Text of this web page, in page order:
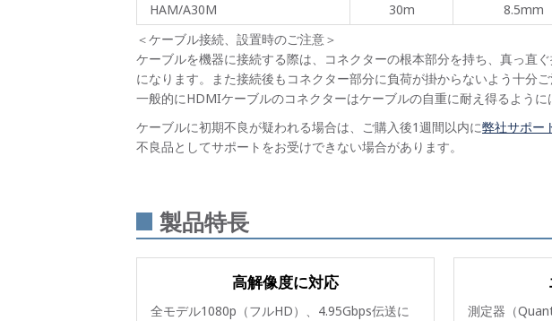
HAM/A30M
30m 8.5mm
＜ケーブル接続、設置時のご注意＞
ケーブルを機器に接続する際は、コネクターの根本部分を持ち、真っ直
になります。また接続後もコネクター部分に負荷が掛からないよう十分ご
一般的にHDMIケーブルのコネクターはケーブルの自重に耐え得るように
ケーブルに初期不良が疑われる場合は、ご購入後1週間以内に弊社サポー
不良品としてサポートをお受けできない場合があります。
製品特長
高解像度に対応
全モデル1080p（フルHD）、4.95Gbps伝送に
測定器（